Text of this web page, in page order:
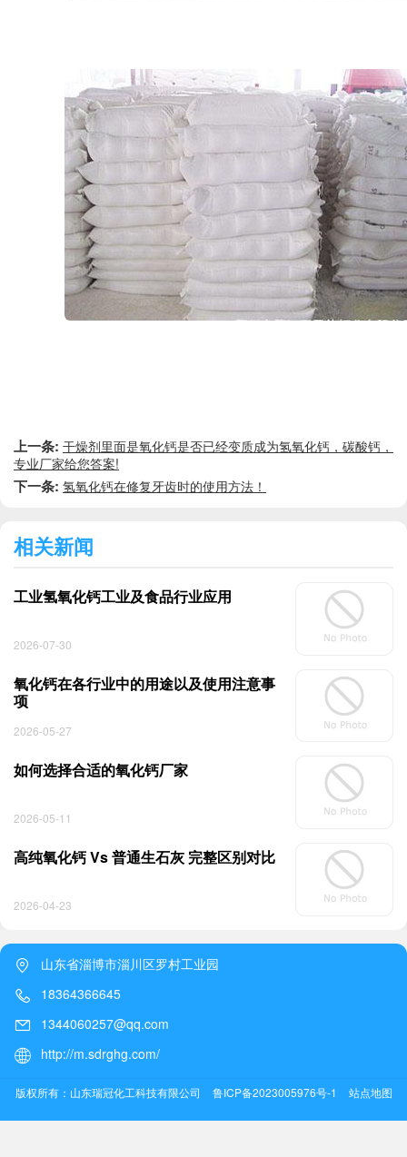
上一条: 干燥剂里面是氧化钙是否已经变质成为氢氧化钙，碳酸钙，
专业厂家给您答案!
下一条: 氢氧化钙在修复牙齿时的使用方法！
相关新闻
工业氢氧化钙工业及食品行业应用
2026-07-30
氧化钙在各行业中的用途以及使用注意事
项
2026-05-27
如何选择合适的氧化钙厂家
2026-05-11
高纯氧化钙 Vs 普通生石灰 完整区别对比
2026-04-23
山东省淄博市淄川区罗村工业园
18364366645
1344060257@qq.com
http://m.sdrghg.com/
版权所有：山东瑞冠化工科技有限公司 鲁ICP备2023005976号-1 站点地图